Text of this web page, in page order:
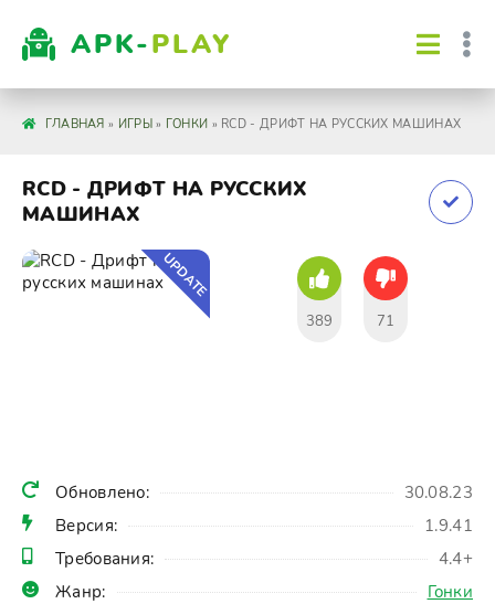
APK-PLAY
ГЛАВНАЯ » ИГРЫ» ГОНКИ » RCD - ДРИФТ НА РУССКИХ МАШИНАХ
RCD - ДРИФТ НА РУССКИХ
МАШИНАХ
Обновлено:
30.08.23
Версия:
1.9.41
Требования:
4.4+
Жанр:
Гонки
UPDATE
389 71